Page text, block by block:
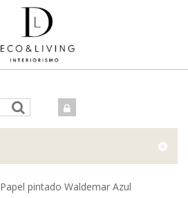
TIENDA FÍSICA
Papel pintado Waldemar Azul